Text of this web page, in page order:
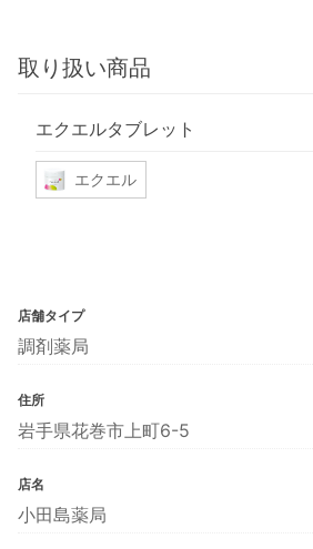
取り扱い商品
エクエルタブレット
エクエル
店舗タイプ
調剤薬局
住所
岩手県花巻市上町6-5
店名
小田島薬局